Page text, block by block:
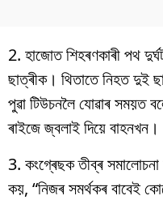
2. হাজোত শিহৰণকাৰী পথ
ছাত্ৰীক। থিতাতে নিহত দুই
পুৱা টিউচনলৈ যোৱাৰ সময়ত
ৰাইজে জ্বলাই দিয়ে বাহনখন।
3. কংগ্ৰেছক তীব্ৰ সমালোচনা
কয়, “নিজৰ সমৰ্থকৰ বাবেই